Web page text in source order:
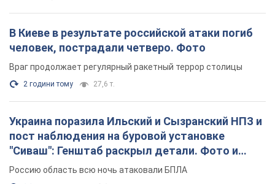
В Киеве в результате российской атаки погиб
человек, пострадали четверо. Фото
Враг продолжает регулярный ракетный террор столицы
2 години тому 27,6 т.
Украина поразила Ильский и Сызранский НПЗ и
пост наблюдения на буровой установке
"Сиваш": Генштаб раскрыл детали. Фото и
видео
Россию область всю ночь атаковали БПЛА